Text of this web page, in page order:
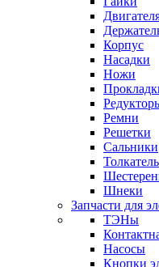
Корпус
Насадки
Ножи
Ремни
Решетки
Сальники
Толкатель
Шнеки
Запчасти для
ТЭНы
Насосы
Кнопки